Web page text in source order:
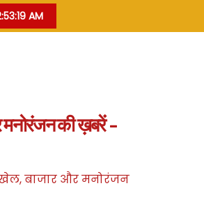
AM
की ख़बरें -
खेल, बाजार और मनोरंजन